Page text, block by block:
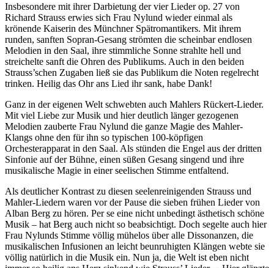
Insbesondere mit ihrer Darbietung der vier Lieder op. 27 von
Richard Strauss erwies sich Frau Nylund wieder einmal als
krönende Kaiserin des Münchner Spätromantikers. Mit ihrem
runden, sanften Sopran-Gesang strömten die scheinbar endlosen
Melodien in den Saal, ihre stimmliche Sonne strahlte hell und
streichelte sanft die Ohren des Publikums. Auch in den beiden
Strauss’schen Zugaben ließ sie das Publikum die Noten regelrecht
trinken. Heilig das Ohr ans Lied ihr sank, habe Dank!
Ganz in der eigenen Welt schwebten auch Mahlers Rückert-Lieder.
Mit viel Liebe zur Musik und hier deutlich länger gezogenen
Melodien zauberte Frau Nylund die ganze Magie des Mahler-
Klangs ohne den für ihn so typischen 100-köpfigen
Orchesterapparat in den Saal. Als stünden die Engel aus der dritten
Sinfonie auf der Bühne, einen süßen Gesang singend und ihre
musikalische Magie in einer seelischen Stimme entfaltend.
Als deutlicher Kontrast zu diesen seelenreinigenden Strauss und
Mahler-Liedern waren vor der Pause die sieben frühen Lieder von
Alban Berg zu hören. Per se eine nicht unbedingt ästhetisch schöne
Musik – hat Berg auch nicht so beabsichtigt. Doch segelte auch hier
Frau Nylunds Stimme völlig mühelos über alle Dissonanzen, die
musikalischen Infusionen an leicht beunruhigten Klängen webte sie
völlig natürlich in die Musik ein. Nun ja, die Welt ist eben nicht